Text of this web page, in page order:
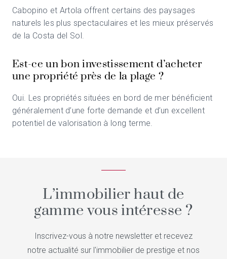
Cabopino et Artola offrent certains des paysages
naturels les plus spectaculaires et les mieux préservés
de la Costa del Sol.
Est-ce un bon investissement d’acheter
une propriété près de la plage ?
Oui. Les propriétés situées en bord de mer bénéficient
généralement d’une forte demande et d’un excellent
potentiel de valorisation à long terme.
L’immobilier haut de
gamme vous intéresse ?
Inscrivez-vous à notre newsletter et recevez
notre actualité sur l'immobilier de prestige et nos